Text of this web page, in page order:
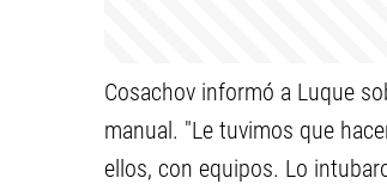
Cosachov informó a Luque
manual. "Le tuvimos que
ellos, con equipos. Lo